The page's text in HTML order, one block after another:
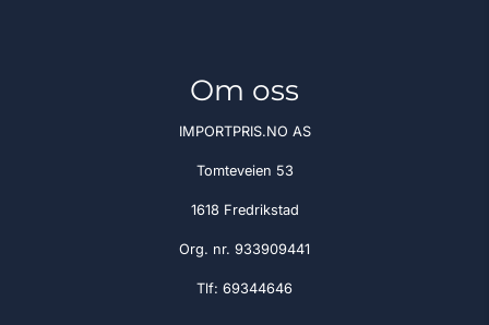
Om oss
IMPORTPRIS.NO AS
Tomteveien 53
1618 Fredrikstad
Org. nr. 933909441
Tlf: 69344646